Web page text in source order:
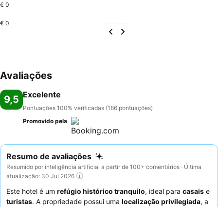
€ 0
€ 0
Avaliações
9,5 Excelente
Pontuações 100% verificadas (186 pontuações)
Promovido pela
Resumo de avaliações
Resumido por inteligência artificial a partir de 100+ comentários · Última
atualização: 30 Jul 2026
Este hotel é um refúgio histórico tranquilo, ideal para casais e
turistas. A propriedade possui uma localização privilegiada, a